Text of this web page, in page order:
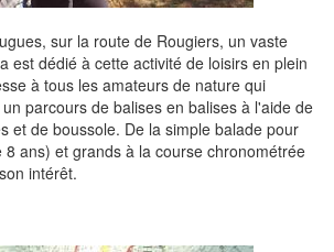
sur la route de Rougiers, un vaste
est dédié à cette activité de loisirs en plein
à tous les amateurs de nature qui
parcours de balises en balises à l'aide de
et de boussole. De la simple balade pour
8 ans) et grands à la course chronométrée
intérêt.